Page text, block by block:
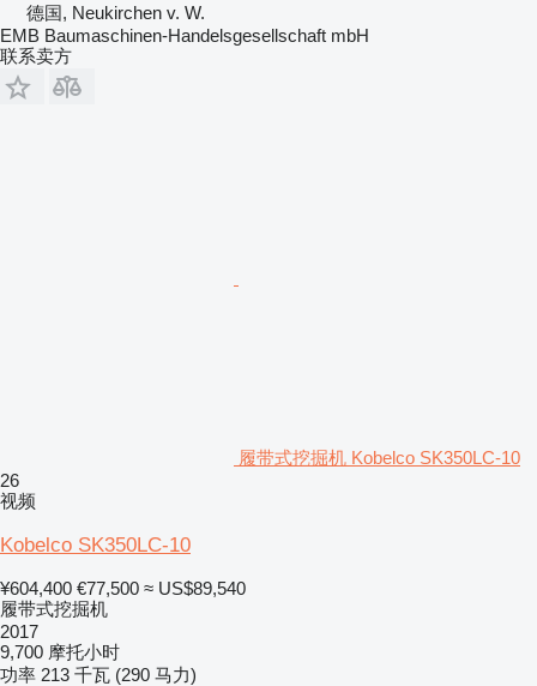
德国, Neukirchen v. W.
EMB Baumaschinen-Handelsgesellschaft mbH
联系卖方
履带式挖掘机 Kobelco SK350LC-10
26
视频
Kobelco SK350LC-10
¥604,400 €77,500 ≈ US$89,540
履带式挖掘机
2017
9,700 摩托小时
功率 213 千瓦 (290 马力)